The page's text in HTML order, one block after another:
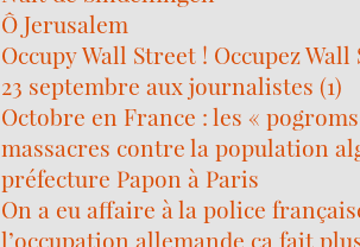
Ô Jerusalem
Occupy Wall Street ! Occupez Wall
23 septembre aux journalistes (1)
Octobre en France : les «
massacres contre la population
préfecture Papon à Paris
On a eu affaire à la police
l’occupation allemande ça fait